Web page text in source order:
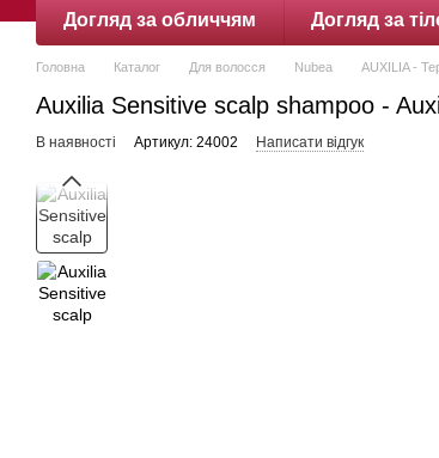
Догляд за обличчям Догляд за
Головна Каталог Для волосся Nubea AUXILIA -
Auxilia Sensitive scalp shampoo -
В наявності Артикул: 24002 Написати відгук